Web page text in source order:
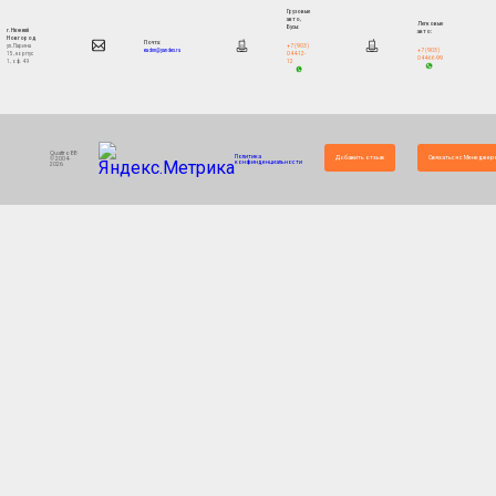
г. Нижний
Новгород
ул. Ларина
15, корпус
1, оф. 49
Почта:
eadnn@yandex.ru
Грузовые
авто,
Бусы:
+7 (903)
044-12-
12
Легковые
авто:
+7 (903)
044-66-99
Quattro88
© 2004-
2026
Политика
конфинденциальности
Добавить отзыв Связаться с